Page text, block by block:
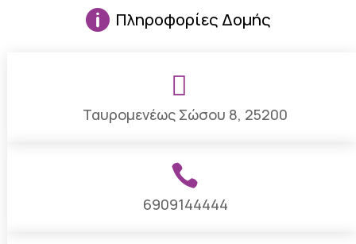
 Πληροφορίες Δομής

Ταυρομενέως Σώσου 8, 25200

6909144444